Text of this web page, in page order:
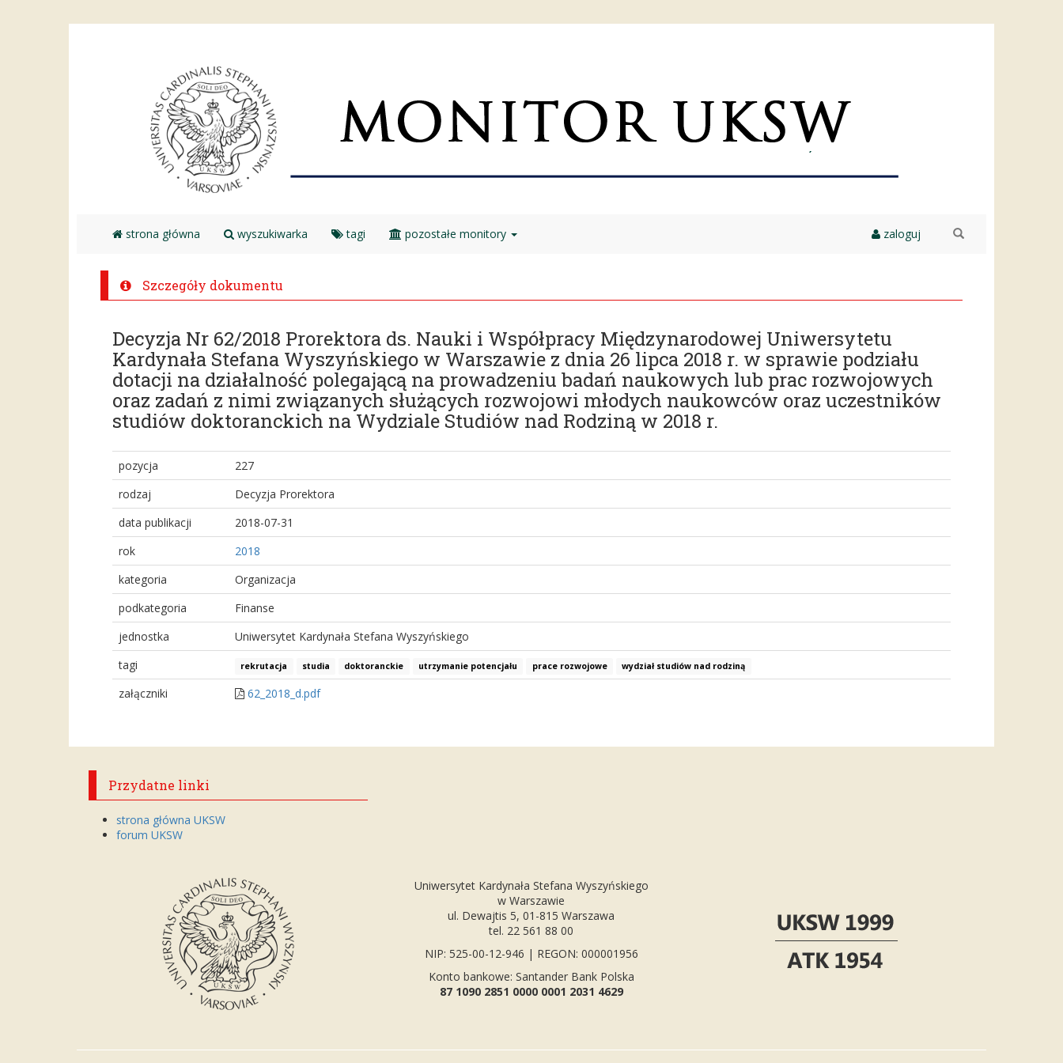
strona główna wyszukiwarka tagi pozostałe monitory zaloguj
Szczegóły dokumentu
Decyzja Nr 62/2018 Prorektora ds. Nauki i Współpracy Międzynarodowej Uniwersytetu
Kardynała Stefana Wyszyńskiego w Warszawie z dnia 26 lipca 2018 r. w sprawie podziału
dotacji na działalność polegającą na prowadzeniu badań naukowych lub prac rozwojowych
oraz zadań z nimi związanych służących rozwojowi młodych naukowców oraz uczestników
studiów doktoranckich na Wydziale Studiów nad Rodziną w 2018 r.
pozycja
227
rodzaj
Decyzja Prorektora
data publikacji
2018-07-31
rok
2018
kategoria
Organizacja
podkategoria
Finanse
jednostka
Uniwersytet Kardynała Stefana Wyszyńskiego
tagi
rekrutacja studia doktoranckie utrzymanie potencjału prace rozwojowe wydział studiów nad rodziną
załączniki 62_2018_d.pdf
Przydatne linki
strona główna UKSW
forum UKSW
Uniwersytet Kardynała Stefana Wyszyńskiego
w Warszawie
ul. Dewajtis 5, 01-815 Warszawa
tel. 22 561 88 00
NIP: 525-00-12-946 | REGON: 000001956
Konto bankowe: Santander Bank Polska
87 1090 2851 0000 0001 2031 4629